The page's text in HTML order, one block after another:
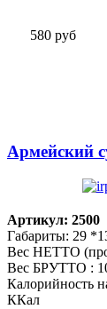
580 руб
Армейский
Артикул: 2500
Габариты: 29
Вес НЕТТО
Вес БРУТТО :
Калорийность
ККал